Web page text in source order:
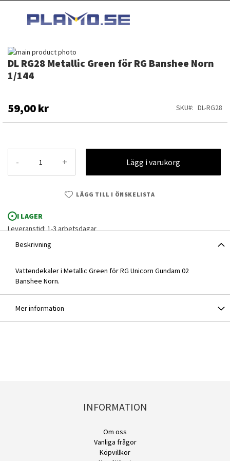
INNEHÅLLET
DL RG28 Metallic Green för RG Banshee Norn
1/144
59,00 kr SKU DL-RG28
- + Lägg i varukorg
LÄGG TILL I ÖNSKELISTA
I LAGER
Leveranstid: 1-3 arbetsdagar
Hoppa
till
slutet
av
DL RG28 Metallic Green för RG Banshee Norn 1/144
Hoppa
till
början
bildgalleriet
Beskrivning
Vattendekaler i Metallic Green för RG Unicorn Gundam 02
Banshee Norn.
Mer information
INFORMATION
Om oss
Vanliga frågor
Köpvillkor